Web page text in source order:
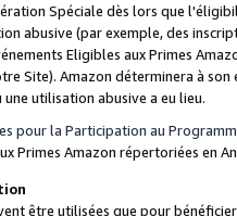
Spéciale dès lors que
abusive (par exemple, des
Eligibles aux Primes
Site). Amazon déterminera à
utilisation abusive a eu lieu.
pour la Participation au
Primes Amazon répertoriées en
être utilisées que pour